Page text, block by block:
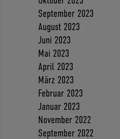
September 2023
August 2023
Juni 2023
Mai 2023
April 2023
März 2023
Februar 2023
Januar 2023
November 2022
September 2022